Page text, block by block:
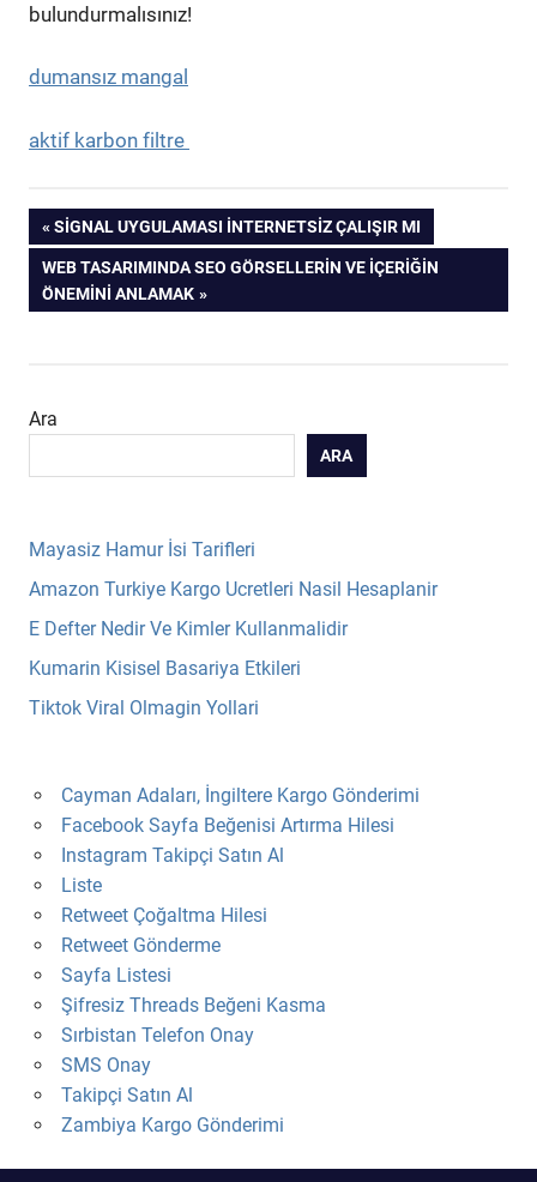
bulundurmalısınız!
dumansız mangal
aktif karbon filtre
Yazı
gezinmesi
PREVIOUS
POST:
SIGNAL UYGULAMASI INTERNETSIZ ÇALIŞIR MI
NEXT
POST:
WEB TASARIMINDA SEO GÖRSELLERIN VE İÇERIĞIN
ÖNEMINI ANLAMAK
Ara
ARA
Mayasiz Hamur İsi Tarifleri
Amazon Turkiye Kargo Ucretleri Nasil Hesaplanir
E Defter Nedir Ve Kimler Kullanmalidir
Kumarin Kisisel Basariya Etkileri
Tiktok Viral Olmagin Yollari
Cayman Adaları, İngiltere Kargo Gönderimi
Facebook Sayfa Beğenisi Artırma Hilesi
Instagram Takipçi Satın Al
Liste
Retweet Çoğaltma Hilesi
Retweet Gönderme
Sayfa Listesi
Şifresiz Threads Beğeni Kasma
Sırbistan Telefon Onay
SMS Onay
Takipçi Satın Al
Zambiya Kargo Gönderimi